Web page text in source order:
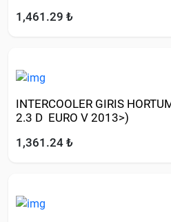
1,461.29 ₺
INTERCOOLER GIRIS
2.3 D EURO V 2013>)
1,361.24 ₺